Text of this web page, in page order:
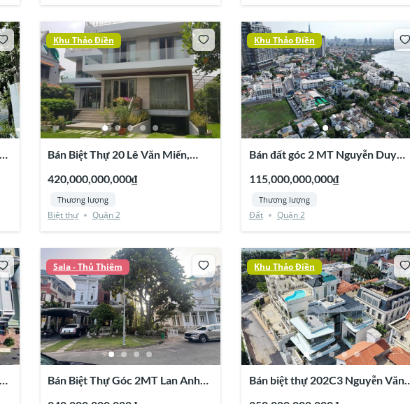
Khu Thảo Điền
Bán Biệt Thự 20 Lê Văn Miến,
420,000,000,000₫
Thương lượng
Biệt thự Quận 2
Khu Thảo Điền
Bán đất góc 2 MT Nguyễn Duy
Quận 2
115,000,000,000₫
Thương lượng
Đất Quận 2
Sala - Thủ Thiêm
Bán Biệt Thự Góc 2MT Lan Anh
Khu Thảo Điền
Bán biệt thự 202C3 Nguyễn Văn